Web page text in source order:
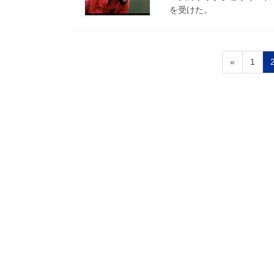
を受けた。
« 1 2